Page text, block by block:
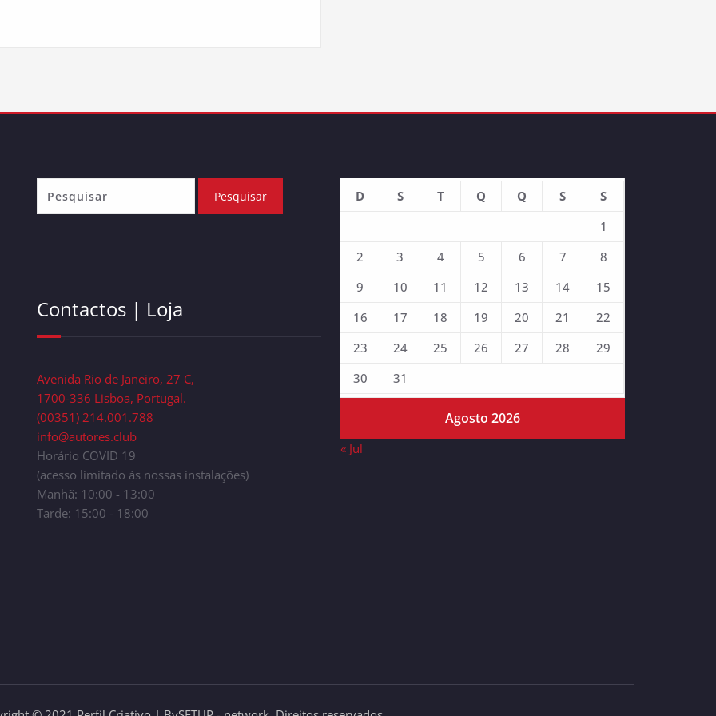
Contactos | Loja
Avenida Rio de Janeiro, 27 C,
1700-336 Lisboa, Portugal.
(00351) 214.001.788
info@autores.club
Horário COVID 19
(acesso limitado às nossas instalações)
Manhã: 10:00 - 13:00
Tarde: 15:00 - 18:00
Agosto 2026
D S T Q Q S
S
1
2
3 4 5 6 7
8
9
10 11 12 13 14
15
16
17 18 19 20 21
22
23
24 25 26 27 28
29
30
31
« Jul